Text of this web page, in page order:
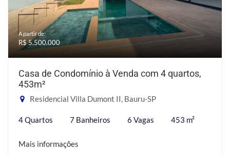
A partir de:
R$ 5.500.000
Casa de Condomínio à Venda com 4 quartos,
453m²
Residencial Villa Dumont II, Bauru-SP
4 Quartos 7 Banheiros 6 Vagas 453 m²
Mais informações